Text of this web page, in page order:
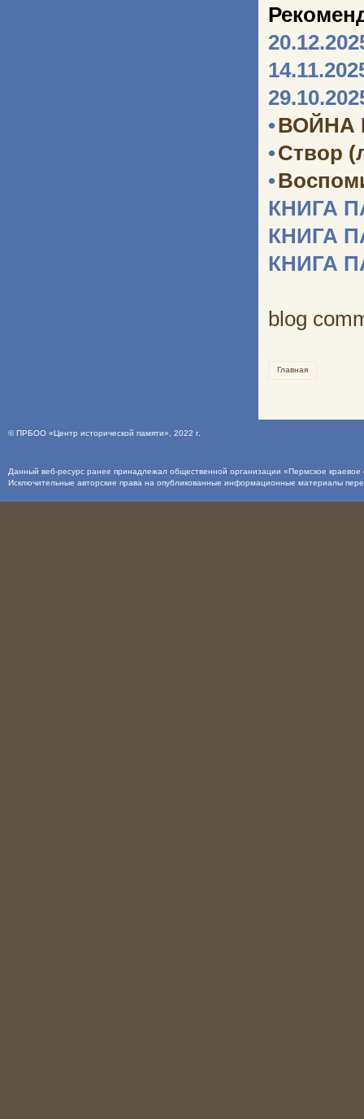
•ВОЙНА
•Створ
•
КНИГА
КНИГА
КНИГА
blog
Главная
©ПРБОО «Центр исторической памяти» , 2022 г.
Данный веб-ресурс ранее принадлежал общественной организации «Пермское
Исключительные авторские права на опубликованные информационные материалы